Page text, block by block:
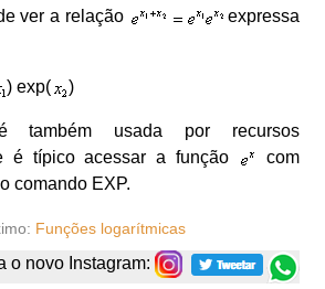
ver a relação
expressa
) exp( )
também usada por recursos
é típico acessar a função
com
comando EXP.
Funções logarítmicas
o novo Instagram: